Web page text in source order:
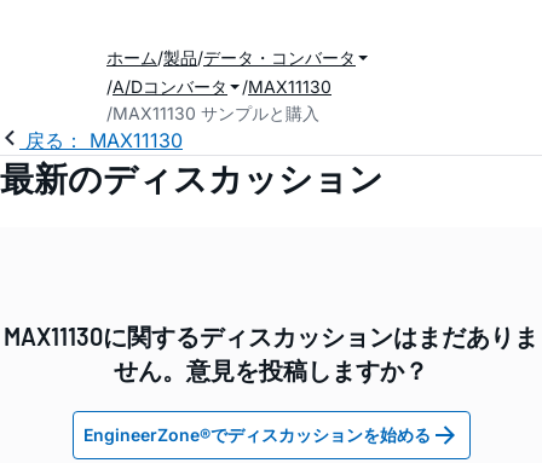
ホーム 製品 データ・コンバータ
A/Dコンバータ
MAX11130
MAX11130 サンプルと購入
戻る： MAX11130
最新のディスカッション
MAX11130に関するディスカッションはまだありま
せん。意見を投稿しますか？
EngineerZone®でディスカッションを始める